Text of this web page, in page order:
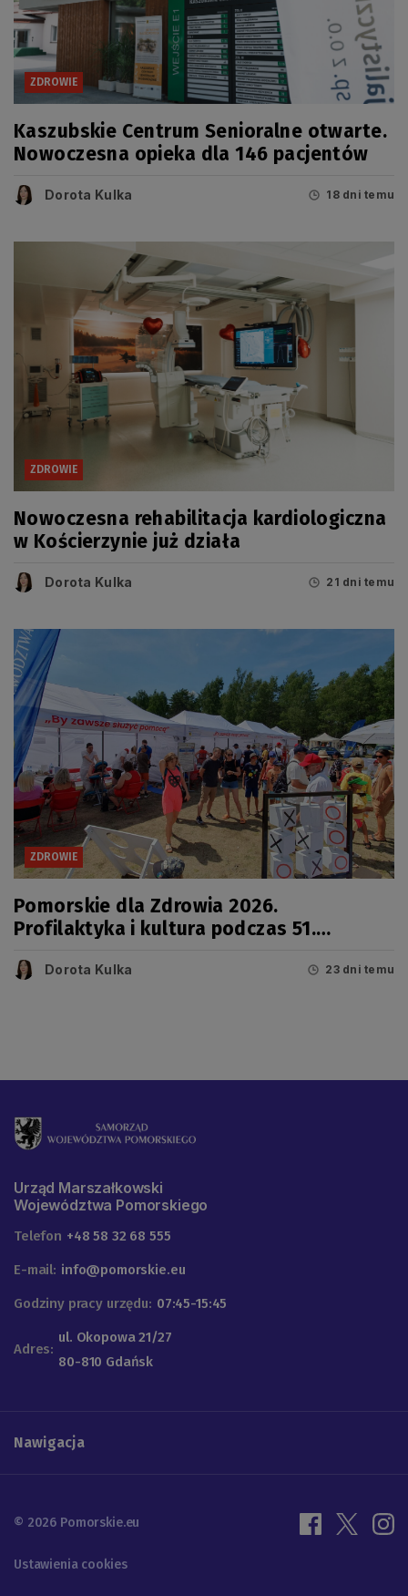
ZDROWIE
Kaszubskie Centrum Senioralne otwarte.
Nowoczesna opieka dla 146 pacjentów
Dorota Kulka 18 dni temu
ZDROWIE
Nowoczesna rehabilitacja kardiologiczna
w Kościerzynie już działa
Dorota Kulka 21 dni temu
ZDROWIE
Pomorskie dla Zdrowia 2026.
Profilaktyka i kultura podczas 51.
Dorota Kulka 23 dni temu
Urząd Marszałkowski
Województwa Pomorskiego
Telefon +48 58 32 68 555
E-mail: info@pomorskie.eu
Godziny pracy urzędu: 07:45-15:45
Adres:
ul. Okopowa 21/27
80-810 Gdańsk
Nawigacja
© 2026 Pomorskie.eu
Ustawienia cookies